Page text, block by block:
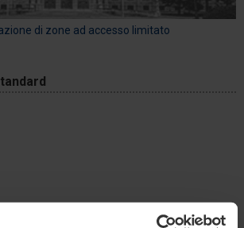
di zone ad accesso limitato
testa piatta